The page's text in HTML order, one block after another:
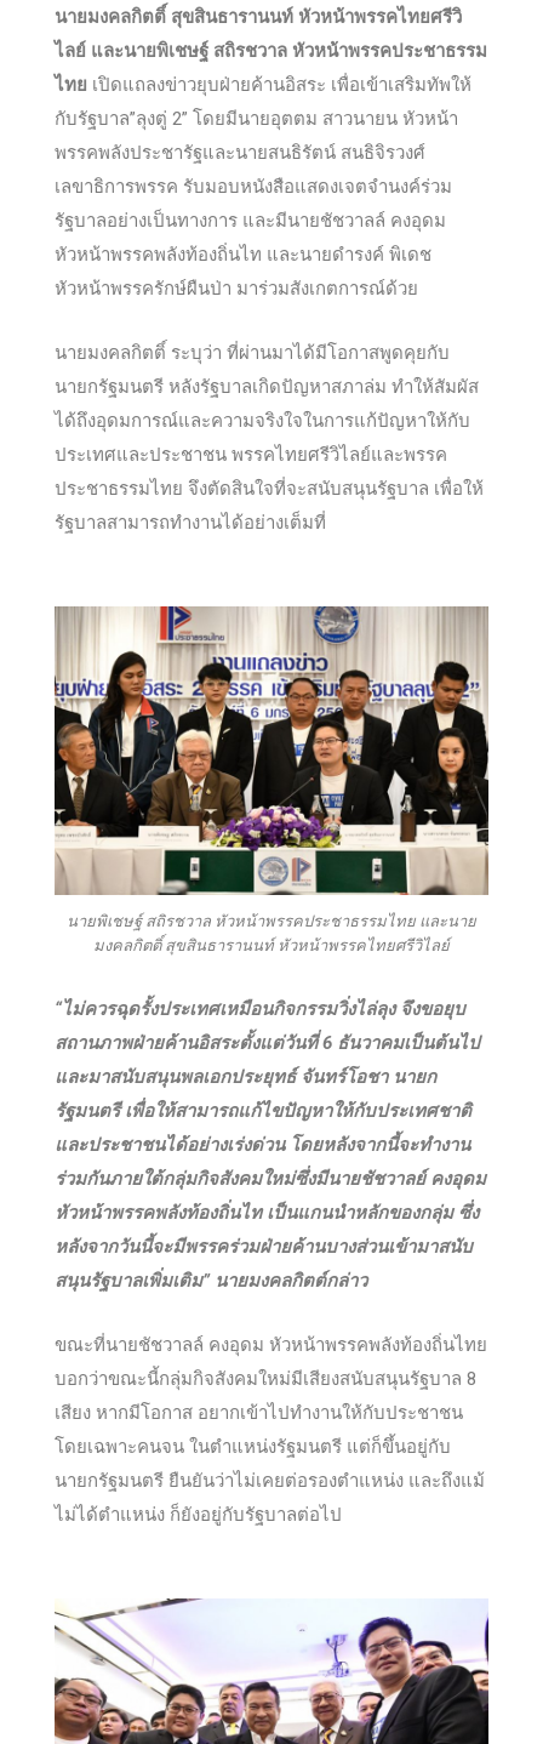
นายมงคลกิตติ์ สุขสินธารานนท์ หัวหน้าพรรคไทยศรีวิ
ไลย์ และนายพิเชษฐ์ สถิรชวาล หัวหน้าพรรคประชาธรรม
ไทย เปิดแถลงข่าวยุบฝ่ายค้านอิสระ เพื่อเข้าเสริมทัพให้
กับรัฐบาล”ลุงตู่ 2” โดยมีนายอุตตม สาวนายน หัวหน้า
พรรคพลังประชารัฐและนายสนธิรัตน์ สนธิจิรวงศ์
เลขาธิการพรรค รับมอบหนังสือแสดงเจตจำนงค์ร่วม
รัฐบาลอย่างเป็นทางการ และมีนายชัชวาลล์ คงอุดม
หัวหน้าพรรคพลังท้องถิ่นไท และนายดำรงค์ พิเดช
หัวหน้าพรรครักษ์ผืนป่า มาร่วมสังเกตการณ์ด้วย
นายมงคลกิตติ์ ระบุว่า ที่ผ่านมาได้มีโอกาสพูดคุยกับ
นายกรัฐมนตรี หลังรัฐบาลเกิดปัญหาสภาล่ม ทำให้สัมผัส
ได้ถึงอุดมการณ์และความจริงใจในการแก้ปัญหาให้กับ
ประเทศและประชาชน พรรคไทยศรีวิไลย์และพรรค
ประชาธรรมไทย จึงตัดสินใจที่จะสนับสนุนรัฐบาล เพื่อให้
รัฐบาลสามารถทำงานได้อย่างเต็มที่
นายพิเชษฐ์ สถิรชวาล หัวหน้าพรรคประชาธรรมไทย และนาย
มงคลกิตติ์ สุขสินธารานนท์ หัวหน้าพรรคไทยศรีวิไลย์
“ไม่ควรฉุดรั้งประเทศเหมือนกิจกรรมวิ่งไล่ลุง จึงขอยุบ
สถานภาพฝ่ายค้านอิสระตั้งแต่วันที่ 6 ธันวาคมเป็นต้นไป
และมาสนับสนุนพลเอกประยุทธ์ จันทร์โอชา นายก
รัฐมนตรี เพื่อให้สามารถแก้ไขปัญหาให้กับประเทศชาติ
และประชาชนได้อย่างเร่งด่วน โดยหลังจากนี้จะทำงาน
ร่วมกันภายใต้กลุ่มกิจสังคมใหม่ซึ่งมีนายชัชวาลย์ คงอุดม
หัวหน้าพรรคพลังท้องถิ่นไท เป็นแกนนำหลักของกลุ่ม ซึ่ง
หลังจากวันนี้จะมีพรรคร่วมฝ่ายค้านบางส่วนเข้ามาสนับ
สนุนรัฐบาลเพิ่มเติม” นายมงคลกิตต์กล่าว
ขณะที่นายชัชวาลล์ คงอุดม หัวหน้าพรรคพลังท้องถิ่นไทย
บอกว่าขณะนี้กลุ่มกิจสังคมใหม่มีเสียงสนับสนุนรัฐบาล 8
เสียง หากมีโอกาส อยากเข้าไปทำงานให้กับประชาชน
โดยเฉพาะคนจน ในตำแหน่งรัฐมนตรี แต่ก็ขึ้นอยู่กับ
นายกรัฐมนตรี ยืนยันว่าไม่เคยต่อรองตำแหน่ง และถึงแม้
ไม่ได้ตำแหน่ง ก็ยังอยู่กับรัฐบาลต่อไป